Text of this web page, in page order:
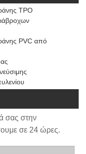
TPO
PVC από
σας στην
σε 24 ώρες.